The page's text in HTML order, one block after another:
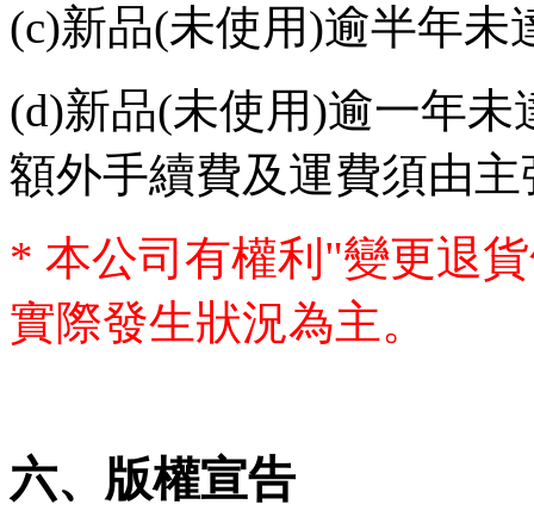
(c)新品(未使用)逾半年未
(d)新品(未使用)逾一年未
額外手續費及運費須由
* 本公司有權利 "變更退
實際發生狀況為主。
六、版權宣告